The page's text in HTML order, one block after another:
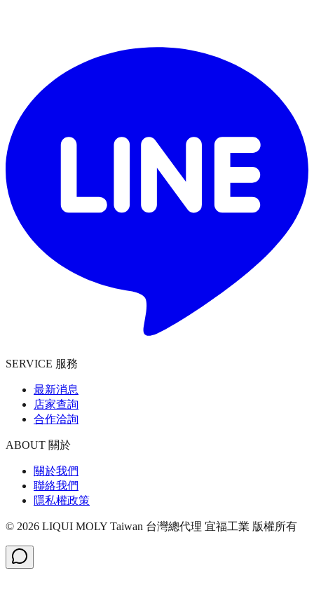
SERVICE 服務
最新消息
店家查詢
合作洽詢
ABOUT 關於
關於我們
聯絡我們
隱私權政策
© 2026 LIQUI MOLY Taiwan 台灣總代理 宜福工業 版權所有